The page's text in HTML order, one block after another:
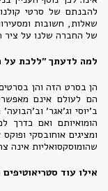
להבנתם של סרטי
שאלות, חשובות
של החברה שלנו על ציר
למה לדעתך "ללכת על
הן בסרט הזה והן
הם לעולם אינם
ב'יוסי וג'אגר'
הומואיותם ואם כדרך
ומציגים אוחובסקי
שהומוסקסואליות אינה
אילו עוד